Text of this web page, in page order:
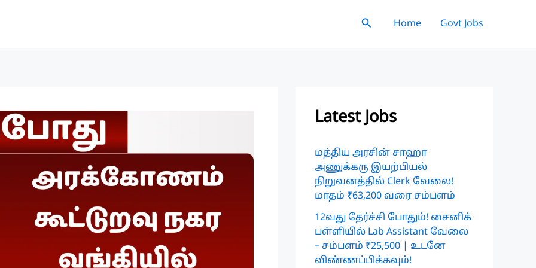
SearchHome Govt Jobs
Latest Jobs
மத்திய அரசின் சாஹா
அணுக்கரு இயற்பியல்
நிறுவனத்தில் Clerk வேலை!
மாதம் ₹63,200 வரை சம்பளம்
12வது தேர்ச்சி போதும்! சைனிக்
பள்ளியில் Lab Assistant வேலை
– சம்பளம் ₹25,500 | உடனே
விண்ணப்பிக்கவும்!